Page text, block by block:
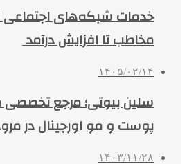
مخاطب تا افزایش درآمد
۱۴۰۵/۰۲/۱۴
سلین بیوتی؛ مرجع تخصصی
پوست و مو اورجینال در
۱۴۰۳/۱۱/۲۸